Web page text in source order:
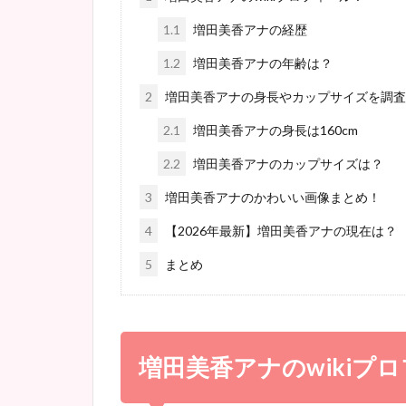
1.1 増田美香アナの経歴
1.2 増田美香アナの年齢は？
2 増田美香アナの身長やカップサイズを調査
2.1 増田美香アナの身長は160cm
2.2 増田美香アナのカップサイズは？
3 増田美香アナのかわいい画像まとめ！
4 【2026年最新】増田美香アナの現在は？
5 まとめ
増田美香アナのwikiプロ